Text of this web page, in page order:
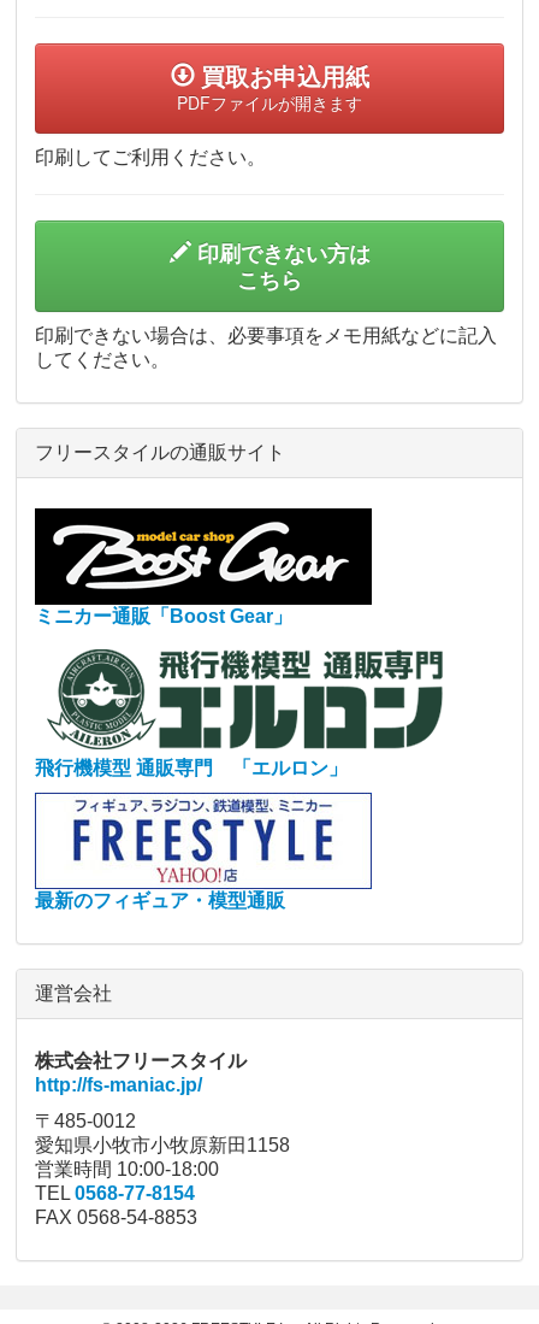
買取お申込用紙
PDFファイルが開きます
印刷してご利用ください。
印刷できない方は
こちら
印刷できない場合は、必要事項をメモ用紙などに記入
してください。
フリースタイルの通販サイト
ミニカー通販「Boost Gear」
飛行機模型 通販専門 「エルロン」
最新のフィギュア・模型通販
運営会社
株式会社フリースタイル
http://fs-maniac.jp/
〒485-0012
愛知県小牧市小牧原新田1158
営業時間 10:00-18:00
TEL0568-77-8154
FAX 0568-54-8853